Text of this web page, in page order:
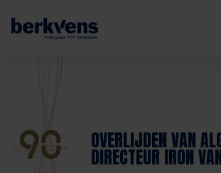
Terug
Deuren
Kozijnen
Terug
Eengezinswoning
Meergezinswoning
Terug
Aannemer
Architect
Terug
Inbraakwerend
Brandwerend
Terug
mijndeur.nl
Webshop
Terug
Organisatie
OVERLIJDEN VAN
DIRECTEUR IRON